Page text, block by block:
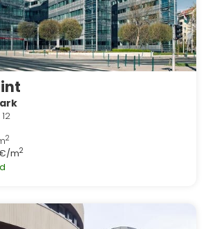
2
m2